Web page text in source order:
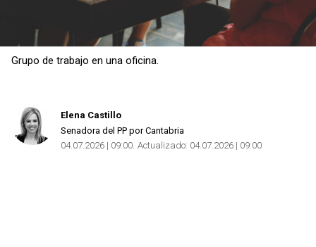
Grupo de trabajo en una oficina.
Elena Castillo
Senadora del PP por Cantabria
04.07.2026 | 09:00 Actualizado: 04.07.2026 | 09:00